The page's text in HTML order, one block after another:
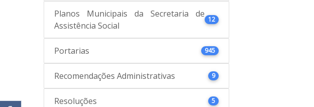
Planos Municipais da Secretaria de
Assistência Social
12
Portarias 945
Recomendações Administrativas 9
Resoluções 5